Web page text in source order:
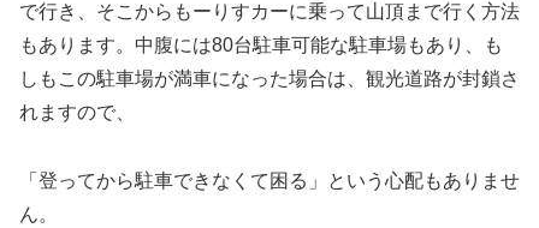
で行き、そこからもーりすカーに乗って山頂まで行く方法
もあります。中腹には80台駐車可能な駐車場もあり、も
しもこの駐車場が満車になった場合は、観光道路が封鎖さ
れますので、
「登ってから駐車できなくて困る」という心配もありませ
ん。